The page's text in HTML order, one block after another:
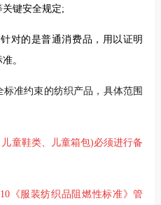
键安全规定;
针对的是普通消费品，用以证明
。
准约束的纺织产品，具体范围
童鞋类、儿童箱包)必须进行备
《服装纺织品阻燃性标准》管